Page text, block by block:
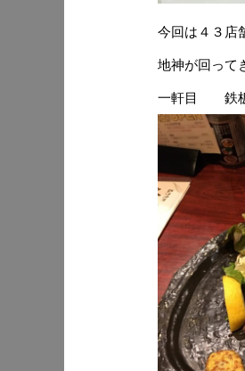
今回は４３店
地神が回って
一軒目 鉄